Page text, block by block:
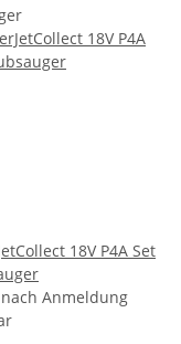
18V P4A Set
Anmeldung